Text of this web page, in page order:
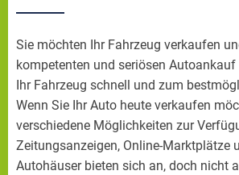
Sie möchten Ihr Fahrzeug verkaufen
kompetenten und seriösen Autoankauf
Ihr Fahrzeug schnell und zum
Wenn Sie Ihr Auto heute verkaufen
verschiedene Möglichkeiten zur
Zeitungsanzeigen, Online-Marktplätze
Autohäuser bieten sich an, doch nicht